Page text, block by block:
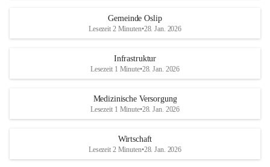
Gemeinde Oslip
Lesezeit 2 Minuten•28. Jan. 2026
Infrastruktur
Lesezeit 1 Minute•28. Jan. 2026
Medizinische Versorgung
Lesezeit 1 Minute•28. Jan. 2026
Wirtschaft
Lesezeit 2 Minuten•28. Jan. 2026